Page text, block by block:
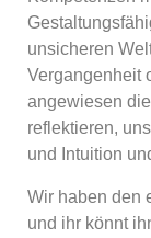
unsicheren
Vergangenheit
angewiesen
reflektieren,
und Intuition
Wir haben den
und ihr könnt